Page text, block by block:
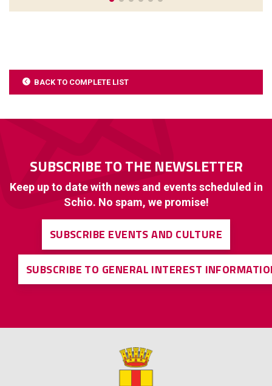
BACK TO COMPLETE LIST
SUBSCRIBE TO THE NEWSLETTER
Keep up to date with news and events scheduled in
Schio. No spam, we promise!
SUBSCRIBE EVENTS AND CULTURE
SUBSCRIBE TO GENERAL INTEREST